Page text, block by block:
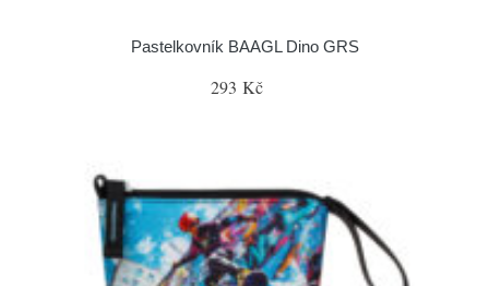
Pastelkovník BAAGL Dino GRS
293 Kč